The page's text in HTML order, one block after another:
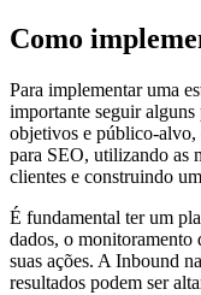
Como
Para implementar uma
importante seguir alguns
objetivos e público-alvo,
para SEO, utilizando as
clientes e construindo
É fundamental ter um
dados, o monitoramento
suas ações. A Inbound
resultados podem ser